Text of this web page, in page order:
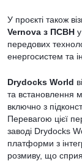
У проєкті також
Vernova з ПСВН
передових
енергосистем та
Drydocks World
та встановлення
включно з
Перевагою цієї
заводі Drydocks
платформи з
розмиву, що